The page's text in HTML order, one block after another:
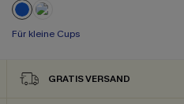
Für kleine Cups
GRATIS VERSAND